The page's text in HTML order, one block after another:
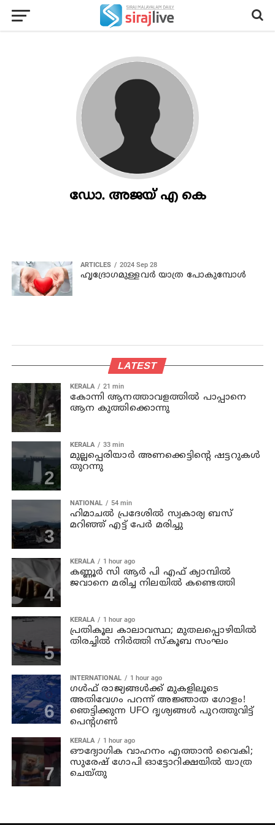
ഡോ. അജയ് എ കെ
ARTICLES 2024 Sep 28
ഹൃദ്രോഗമുള്ളവർ യാത്ര പോകുമ്പോൾ
LATEST
KERALA 21 min
കോന്നി ആനത്താവളത്തില്‍ പാപ്പാനെ
ആന കുത്തിക്കൊന്നു
KERALA 33 min
മുല്ലപ്പെരിയാര്‍ അണക്കെട്ടിന്റെ ഷട്ടറുകള്‍
തുറന്നു
NATIONAL 54 min
ഹിമാചല്‍ പ്രദേശില്‍ സ്വകാര്യ ബസ്
മറിഞ്ഞ് എട്ട് പേര്‍ മരിച്ചു
KERALA 1 hour ago
കണ്ണൂര്‍ സി ആര്‍ പി എഫ് ക്യാമ്പില്‍
ജവാനെ മരിച്ച നിലയില്‍ കണ്ടെത്തി
KERALA 1 hour ago
പ്രതികൂല കാലാവസ്ഥ; മുതലപ്പൊഴിയില്‍
തിരച്ചില്‍ നിര്‍ത്തി സ്കൂബ സംഘം
INTERNATIONAL 1 hour ago
ഗൾഫ് രാജ്യങ്ങൾക്ക് മുകളിലൂടെ
അതിവേഗം പറന്ന് അജ്ഞാത ഗോളം!
ഞെട്ടിക്കുന്ന UFO ദൃശ്യങ്ങൾ പുറത്തുവിട്ട്
പെന്റഗൺ
KERALA 1 hour ago
ഔദ്യോഗിക വാഹനം എത്താന്‍ വൈകി;
സുരേഷ് ഗോപി ഓട്ടോറിക്ഷയില്‍ യാത്ര
ചെയ്തു